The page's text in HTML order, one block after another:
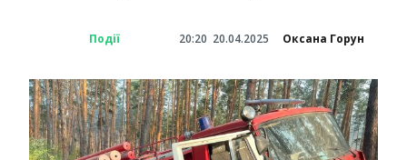
Події 20:20 20.04.2025 Оксана Горун